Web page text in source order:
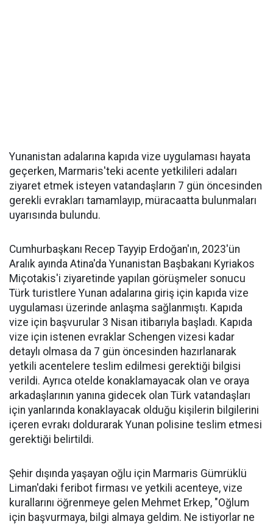
Yunanistan adalarına kapıda vize uygulaması hayata
geçerken, Marmaris'teki acente yetkilileri adaları
ziyaret etmek isteyen vatandaşların 7 gün öncesinden
gerekli evrakları tamamlayıp, müracaatta bulunmaları
uyarısında bulundu.
Cumhurbaşkanı Recep Tayyip Erdoğan'ın, 2023'ün
Aralık ayında Atina'da Yunanistan Başbakanı Kyriakos
Miçotakis'i ziyaretinde yapılan görüşmeler sonucu
Türk turistlere Yunan adalarına giriş için kapıda vize
uygulaması üzerinde anlaşma sağlanmıştı. Kapıda
vize için başvurular 3 Nisan itibarıyla başladı. Kapıda
vize için istenen evraklar Schengen vizesi kadar
detaylı olmasa da 7 gün öncesinden hazırlanarak
yetkili acentelere teslim edilmesi gerektiği bilgisi
verildi. Ayrıca otelde konaklamayacak olan ve oraya
arkadaşlarının yanına gidecek olan Türk vatandaşları
için yanlarında konaklayacak olduğu kişilerin bilgilerini
içeren evrakı doldurarak Yunan polisine teslim etmesi
gerektiği belirtildi.
Şehir dışında yaşayan oğlu için Marmaris Gümrüklü
Liman'daki feribot firması ve yetkili acenteye, vize
kurallarını öğrenmeye gelen Mehmet Erkep, "Oğlum
için başvurmaya, bilgi almaya geldim. Ne istiyorlar ne